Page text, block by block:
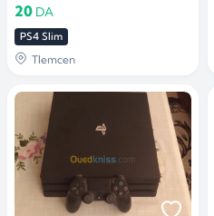
20 DA
PS4 Slim
Tlemcen